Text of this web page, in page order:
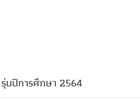
นปีการศึกษา 2564